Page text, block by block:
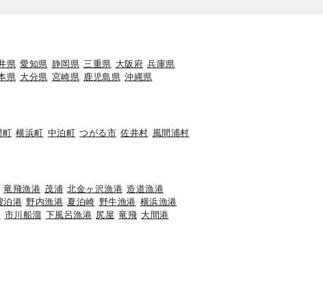
県 愛知県 静岡県 三重県 大阪府 兵庫県
県 大分県 宮崎県 鹿児島県 沖縄県
町 横浜町 中泊町 つがる市 佐井村 風間浦村
竜飛漁港 茂浦 北金ヶ沢漁港 造道漁港
泊港 野内漁港 夏泊崎 野牛漁港 横浜漁港
市川船溜 下風呂漁港 尻屋 竜飛 大間港